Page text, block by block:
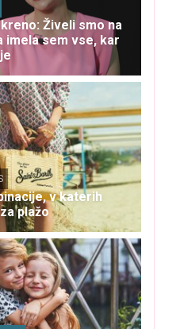
Živeli smo na
imela sem vse, kar
v katerih
plažo